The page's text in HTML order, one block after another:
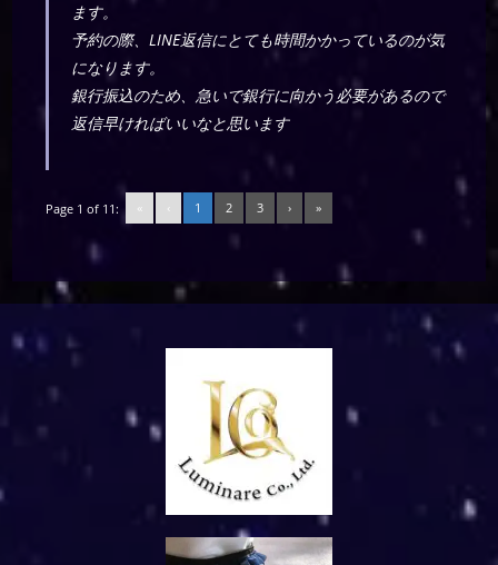
ます。
予約の際、LINE返信にとても時間かかっているのが気
になります。
銀行振込のため、急いで銀行に向かう必要があるので
返信早ければいいなと思います
Page 1 of 11: « ‹ 1 2 3 › »